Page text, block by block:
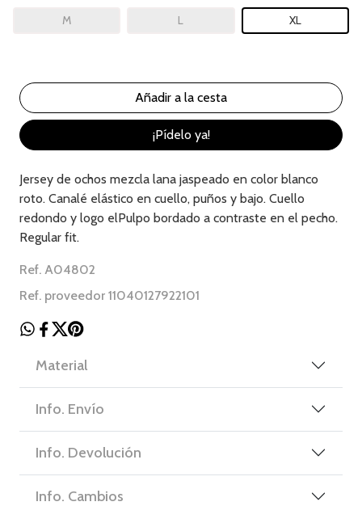
M L XL
¡Pídelo ya!
Jersey de ochos mezcla lana jaspeado en color blanco
roto. Canalé elástico en cuello, puños y bajo. Cuello
redondo y logo elPulpo bordado a contraste en el pecho.
Regular fit.
Ref. A04802
Ref. proveedor 11040127922101
Material
Info. Envío
Info. Devolución
Info. Cambios